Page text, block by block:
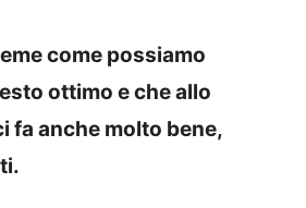
come possiamo
ottimo e che allo
fa anche molto bene,